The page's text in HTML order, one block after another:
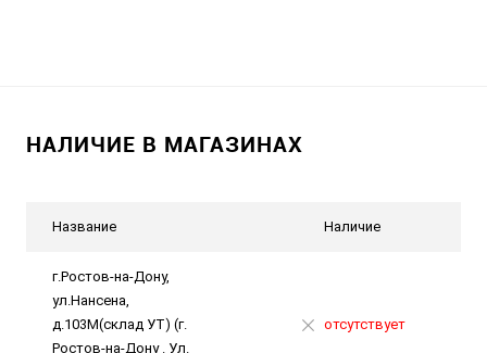
НАЛИЧИЕ В МАГАЗИНАХ
Название Наличие
г.Ростов-на-Дону,
ул.Нансена,
д.103М(склад УТ) (г.
Ростов-на-Дону . Ул.
отсутствует